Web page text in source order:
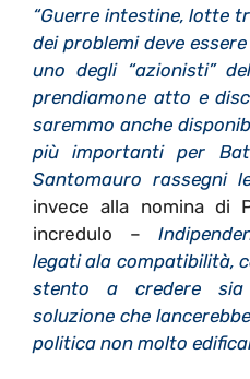
“Guerre intestine, lotte
dei problemi deve
uno degli “azionisti”
prendiamone atto e
saremmo anche
più importanti per
Santomauro rassegni
invece alla nomina di
incredulo –
legati ala compatibilità,
stento a credere
soluzione che
politica non molto